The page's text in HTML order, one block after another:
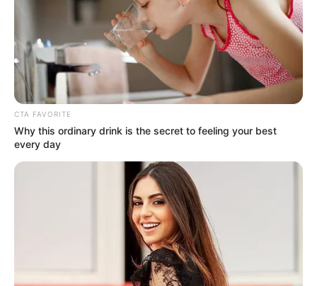
CTA FAVORITE
Why this ordinary drink is the secret to feeling your best
every day